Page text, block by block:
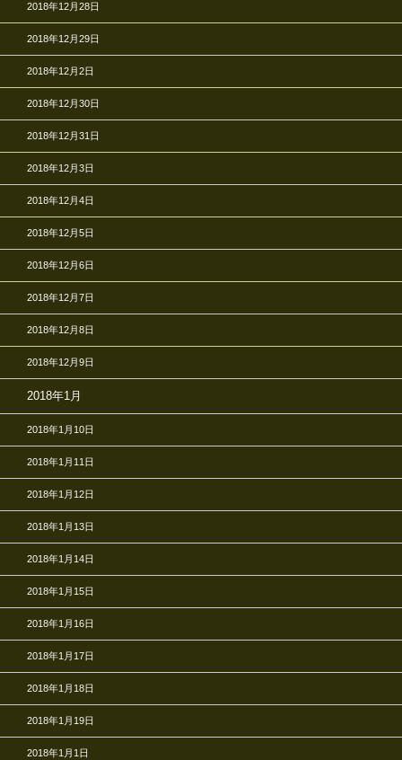
2018年12月28日
2018年12月29日
2018年12月2日
2018年12月30日
2018年12月31日
2018年12月3日
2018年12月4日
2018年12月5日
2018年12月6日
2018年12月7日
2018年12月8日
2018年12月9日
2018年1月
2018年1月10日
2018年1月11日
2018年1月12日
2018年1月13日
2018年1月14日
2018年1月15日
2018年1月16日
2018年1月17日
2018年1月18日
2018年1月19日
2018年1月1日